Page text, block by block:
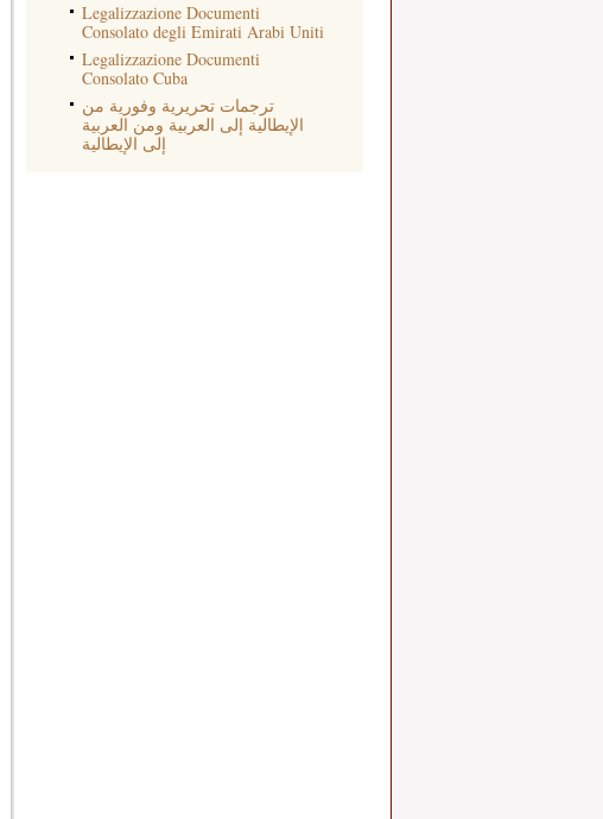
Legalizzazione Documenti
Consolato degli Emirati Arabi Uniti
Legalizzazione Documenti
Consolato Cuba
ترجمات تحريرية وفورية من
الإيطالية إلى العربية ومن العربية
إلى الإيطالية